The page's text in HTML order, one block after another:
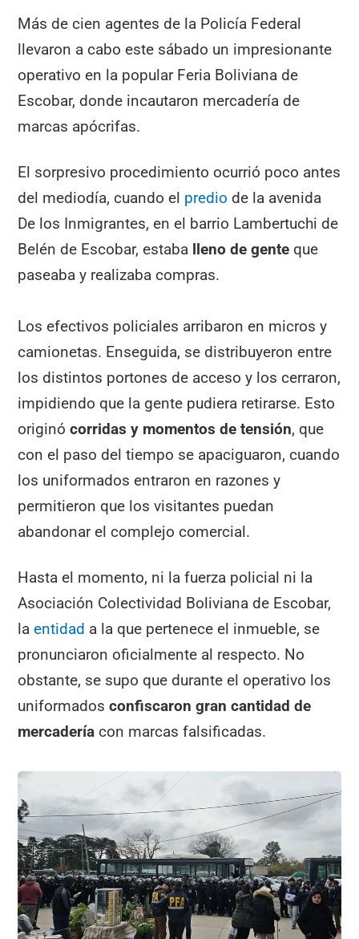
Más de cien agentes de la Policía Federal
llevaron a cabo este sábado un impresionante
operativo en la popular Feria Boliviana de
Escobar, donde incautaron mercadería de
marcas apócrifas.
El sorpresivo procedimiento ocurrió poco antes
del mediodía, cuando el predio de la avenida
De los Inmigrantes, en el barrio Lambertuchi de
Belén de Escobar, estaba lleno de gente que
paseaba y realizaba compras.
Los efectivos policiales arribaron en micros y
camionetas. Enseguida, se distribuyeron entre
los distintos portones de acceso y los cerraron,
impidiendo que la gente pudiera retirarse. Esto
originócorridas y momentos de tensión, que
con el paso del tiempo se apaciguaron, cuando
los uniformados entraron en razones y
permitieron que los visitantes puedan
abandonar el complejo comercial.
Hasta el momento, ni la fuerza policial ni la
Asociación Colectividad Boliviana de Escobar,
laentidad a la que pertenece el inmueble, se
pronunciaron oficialmente al respecto. No
obstante, se supo que durante el operativo los
uniformadosconfiscaron gran cantidad de
mercadería con marcas falsificadas.